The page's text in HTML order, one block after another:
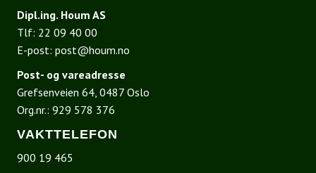
Dipl.ing. Houm AS
Tlf: 22 09 40 00
E-post: post@houm.no
Post- og vareadresse
Grefsenveien 64, 0487 Oslo
Org.nr.: 929 578 376
VAKTTELEFON
900 19 465